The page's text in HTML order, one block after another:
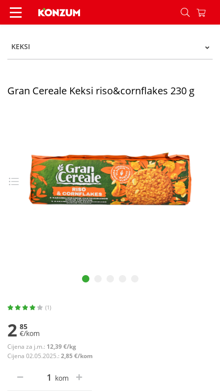
Gran Cereale Keksi riso&cornflakes 230 g -
KEKSI
Gran Cereale Keksi riso&cornflakes 230 g
(1)
2 85
€/kom
Cijena za j.m.: 12,39 €/kg
Cijena 02.05.2025.: 2,85 €/kom
kom